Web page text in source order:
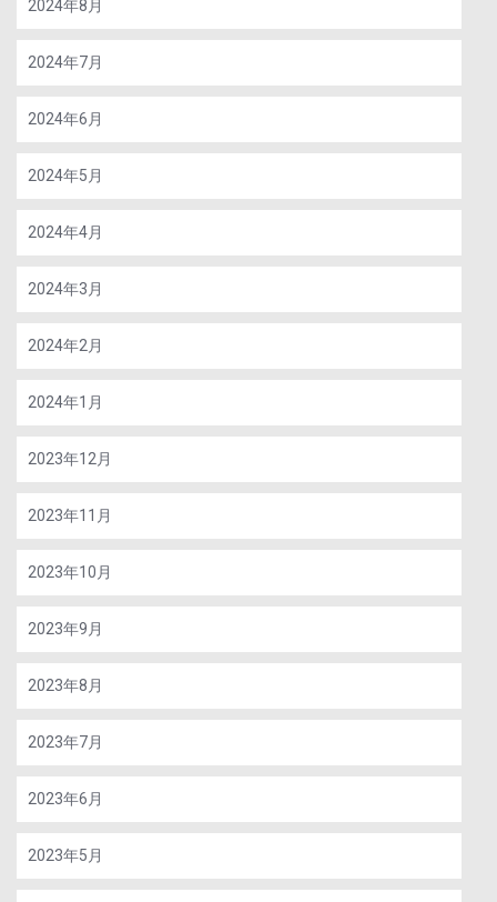
2024年8月
2024年7月
2024年6月
2024年5月
2024年4月
2024年3月
2024年2月
2024年1月
2023年12月
2023年11月
2023年10月
2023年9月
2023年8月
2023年7月
2023年6月
2023年5月